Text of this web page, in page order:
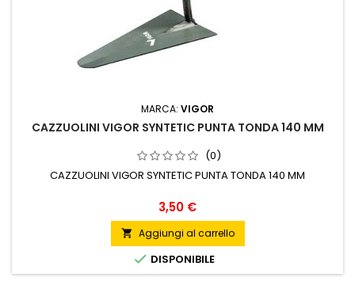
MARCA: VIGOR
CAZZUOLINI VIGOR SYNTETIC PUNTA TONDA 140 MM
(0)
CAZZUOLINI VIGOR SYNTETIC PUNTA TONDA 140 MM
Prezzo
3,50 €
 Aggiungi al carrello
 DISPONIBILE